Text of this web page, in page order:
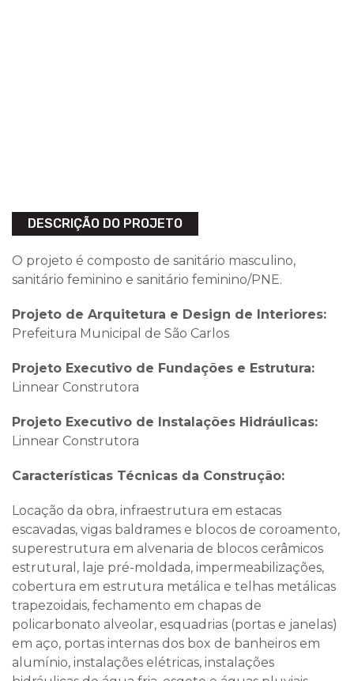
DESCRIÇÃO DO PROJETO
O projeto é composto de sanitário masculino,
sanitário feminino e sanitário feminino/PNE.
Projeto de Arquitetura e Design de Interiores:
Prefeitura Municipal de São Carlos
Projeto Executivo de Fundações e Estrutura:
Linnear Construtora
Projeto Executivo de Instalações Hidráulicas:
Linnear Construtora
Características Técnicas da Construção:
Locação da obra, infraestrutura em estacas
escavadas, vigas baldrames e blocos de coroamento,
superestrutura em alvenaria de blocos cerâmicos
estrutural, laje pré-moldada, impermeabilizações,
cobertura em estrutura metálica e telhas metálicas
trapezoidais, fechamento em chapas de
policarbonato alveolar, esquadrias (portas e janelas)
em aço, portas internas dos box de banheiros em
alumínio, instalações elétricas, instalações